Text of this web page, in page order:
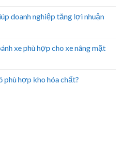
doanh nghiệp tăng lợi nhuận
xe phù hợp cho xe nâng mặt
phù hợp kho hóa chất?